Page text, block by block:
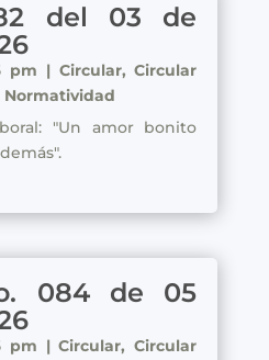
del 03 de
pm | Circular,Circular
Normatividad
"Un amor bonito
084 de 05
pm |Circular,Circular